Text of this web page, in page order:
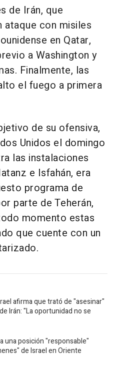
de Irán, que
ataque con misiles
en Qatar,
a Washington y
Finalmente, las
el fuego a primera
de su ofensiva,
Unidos el domingo
las instalaciones
e Isfahán, era
programa de
parte de Teherán,
momento estas
que cuente con un
afirma que trató de "asesinar"
Irán: "La oportunidad no se
una posición "responsable"
de Israel en Oriente